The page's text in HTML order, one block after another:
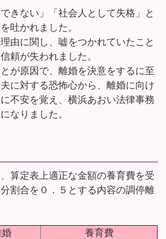
きない」「社会人として失格」と
吐かれました。
由に関し、嘘をつかれていたこと
頼が失われました。
が原因で、離婚を決意をするに至
に対する恐怖心から、離婚に向け
不安を覚え、横浜あおい法律事務
なりました。
算定表上適正な金額の養育費を受
割合を０．５とする内容の調停離
婚
養育費